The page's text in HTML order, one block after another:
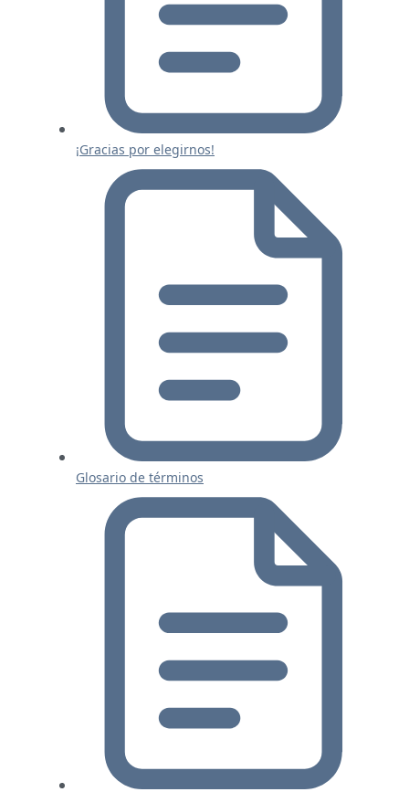
¡Gracias por elegirnos!
Glosario de términos